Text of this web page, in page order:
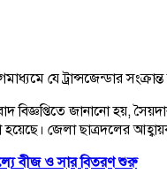
যে ট্রান্সজেন্ডার
বিজ্ঞপ্তিতে জানানো হয়,
জেলা ছাত্রদলের
বীজ ও সার বিতরণ শুরু